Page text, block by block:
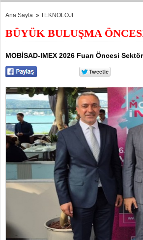
Ana Sayfa » TEKNOLOJİ
BÜYÜK BULUŞMA
MOBİSAD-IMEX 2026 Fuarı Öncesi